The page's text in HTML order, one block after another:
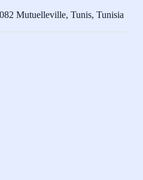
Mutuelleville, Tunis, Tunisia